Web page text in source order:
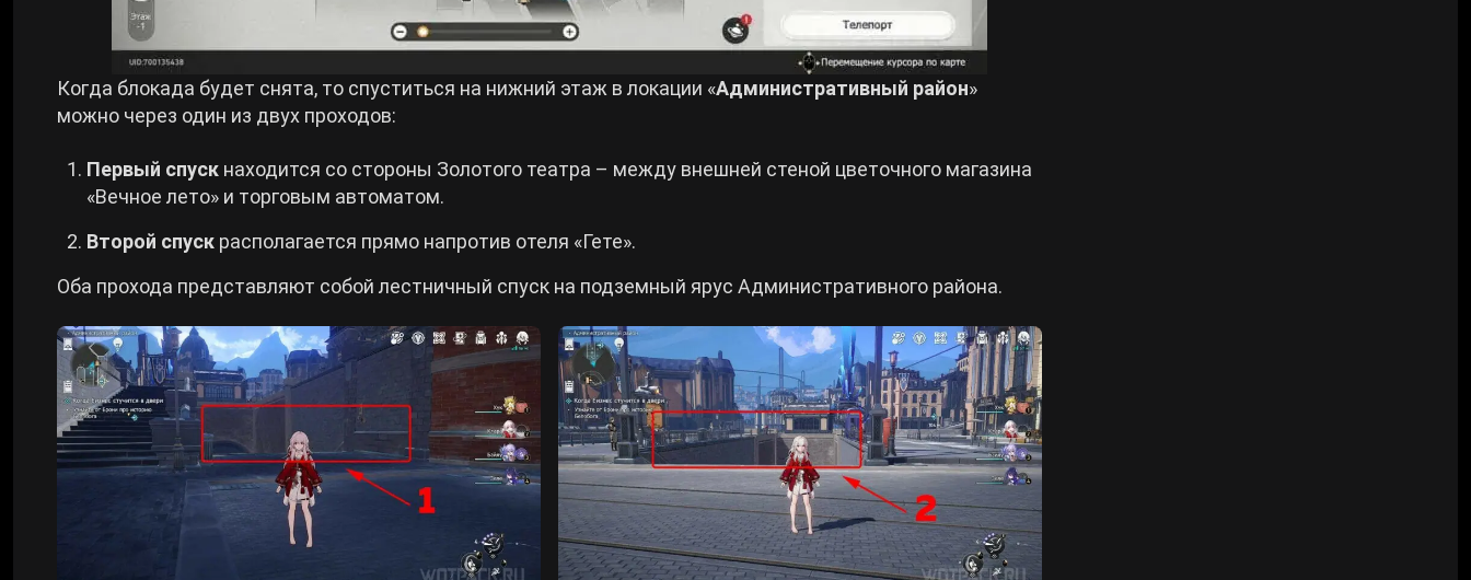
Когда блокада будет снята, то спуститься на нижний этаж в локации «Административный район»
можно через один из двух проходов:
Первый спуск находится со стороны Золотого театра – между внешней стеной цветочного магазина
«Вечное лето» и торговым автоматом.
Второй спуск располагается прямо напротив отеля «Гете».
Оба прохода представляют собой лестничный спуск на подземный ярус Административного района.